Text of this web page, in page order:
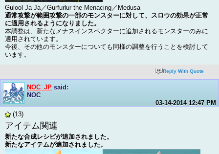
Gulool Ja Ja／Gurfurlur the Menacing／Medusa
通常攻撃が範囲攻撃の一部のモンスターに対して、スロウの効果が正常
に適用されるようになりました。
本調整は、新たなメナスインスペクターに追加されるモンスターのみに
適用されています。
今後、その他のモンスターについても同様の調整を行うことを検討して
います。
Reply With Quote
NOC_JP said:
NOC
03-14-2014 12:47 PM
(13)
アイテム関連
新たな合成レシピが追加されました。
新たなアイテムが追加されました。